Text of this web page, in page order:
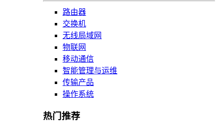
路由器
交换机
无线局域网
物联网
移动通信
智能管理与运维
传输产品
操作系统
热门推荐